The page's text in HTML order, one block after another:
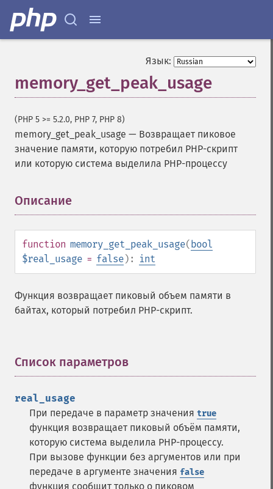
Язык:
memory_get_peak_usage
(PHP 5 >= 5.2.0, PHP 7, PHP 8)
memory_get_peak_usage — Возвращает пиковое
значение памяти, которую потребил PHP-скрипт
или которую система выделила PHP-процессу
Описание
function memory_get_peak_usage(bool
$real_usage = false): int
Функция возвращает пиковый объем памяти в
байтах, который потребил PHP-скрипт.
Список параметров
real_usage
При передаче в параметр значения true
функция возвращает пиковый объём памяти,
которую система выделила PHP-процессу.
При вызове функции без аргументов или при
передаче в аргументе значения false
функция сообщит только о пиковом